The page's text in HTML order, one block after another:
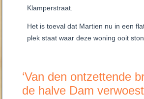
Klamperstraat.
Het is toeval dat Martien nu in een
plek staat waar deze woning ooit
‘Van den ontzettende
de halve Dam